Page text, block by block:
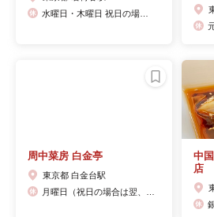
周中菜房 白金亭
東京都 白金台駅
中
店